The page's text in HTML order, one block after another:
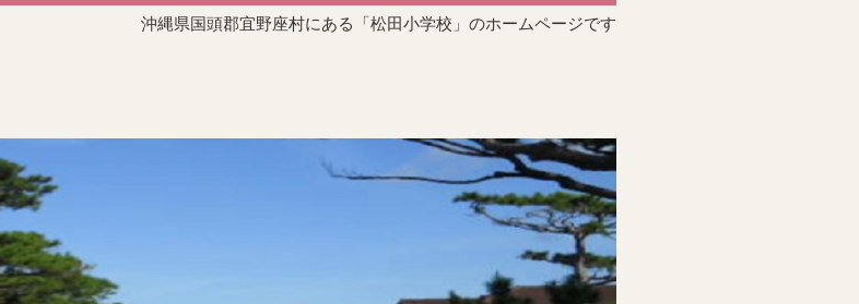
沖縄県国頭郡宜野座村にある「松田小学校」のホームページです